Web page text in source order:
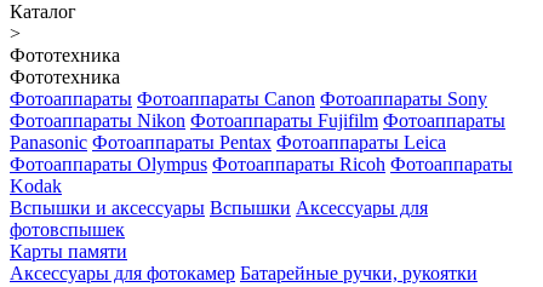
Каталог
>
Фототехника
Фототехника
Фотоаппараты Фотоаппараты Canon Фотоаппараты Sony
Фотоаппараты Nikon Фотоаппараты Fujifilm Фотоаппараты
Panasonic Фотоаппараты Pentax Фотоаппараты Leica
Фотоаппараты Olympus Фотоаппараты Ricoh Фотоаппараты
Kodak
Вспышки и аксессуары Вспышки Аксессуары для
фотовспышек
Карты памяти
Аксессуары для фотокамер Батарейные ручки, рукоятки